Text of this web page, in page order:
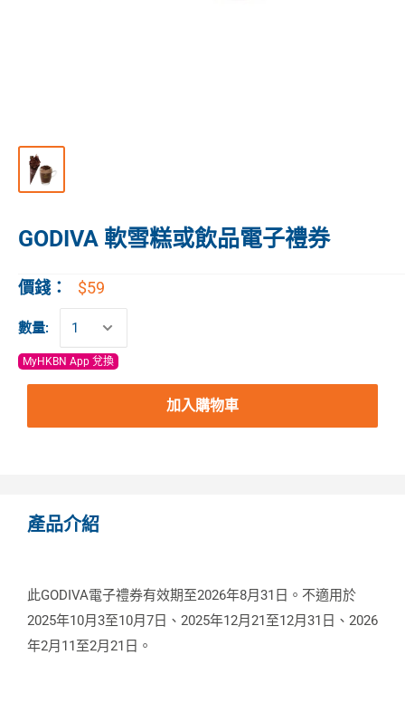
GODIVA 軟雪糕或飲品電子禮券
價錢： $59
數量:
MyHKBN App 兌換
加入購物車
產品介紹
此GODIVA電子禮券有效期至2026年8月31日。不適用於
2025年10月3至10月7日、2025年12月21至12月31日、2026
年2月11至2月21日。